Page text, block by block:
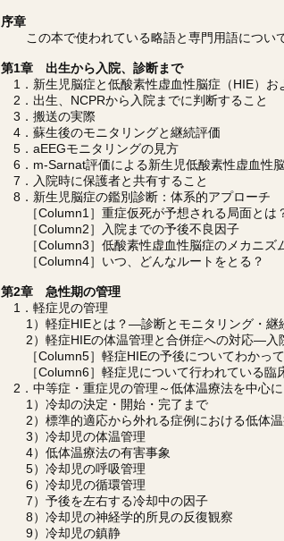
序章
この本で使われている略語と専門用語につい
第1章 出生から入院、診断まで
1．新生児脳症と低酸素性虚血性脳症（HIE）お
2．出生、NCPRから入院までに判断すること
3．搬送の実際
4．蘇生後のモニタリングと継続評価
5．aEEGモニタリングの見方
6．m-Sarnat評価による新生児低酸素性虚血性
7．入院時に保護者と共有すること
8．新生児脳症の鑑別診断：体系的アプローチ
［Column1］重症仮死が予想される局面とは
［Column2］入院までの予後不良因子
［Column3］低酸素性虚血性脳症のメカニズ
［Column4］いつ、どんなルートをとる？
第2章 急性期の管理
1．軽症児の管理
1）軽症HIEとは？―診断とモニタリング・継
2）軽症HIEの体温管理と合併症への対応―入
［Column5］軽症HIEの予後についてわかって
［Column6］軽症児について行われている臨
2．中等症・重症児の管理～低体温療法を中心に
1）冷却の決定・開始・完了まで
2）標準的適応から外れる症例における低体温
3）冷却児の体温管理
4）低体温療法の有害事象
5）冷却児の呼吸管理
6）冷却児の循環管理
7）予後を左右する冷却中の因子
8）冷却児の神経学的所見の反復観察
9）冷却児の鎮静